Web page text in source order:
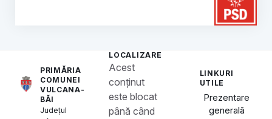
PRIMĂRIA
COMUNEI
VULCANA-
BĂI
Județul
LOCALIZARE
Acest
conținut
este blocat
până când
LINKURI
UTILE
Prezentare
generală